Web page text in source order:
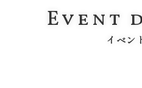
Event
イベン